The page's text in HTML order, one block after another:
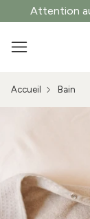
Attention
Accueil Bain